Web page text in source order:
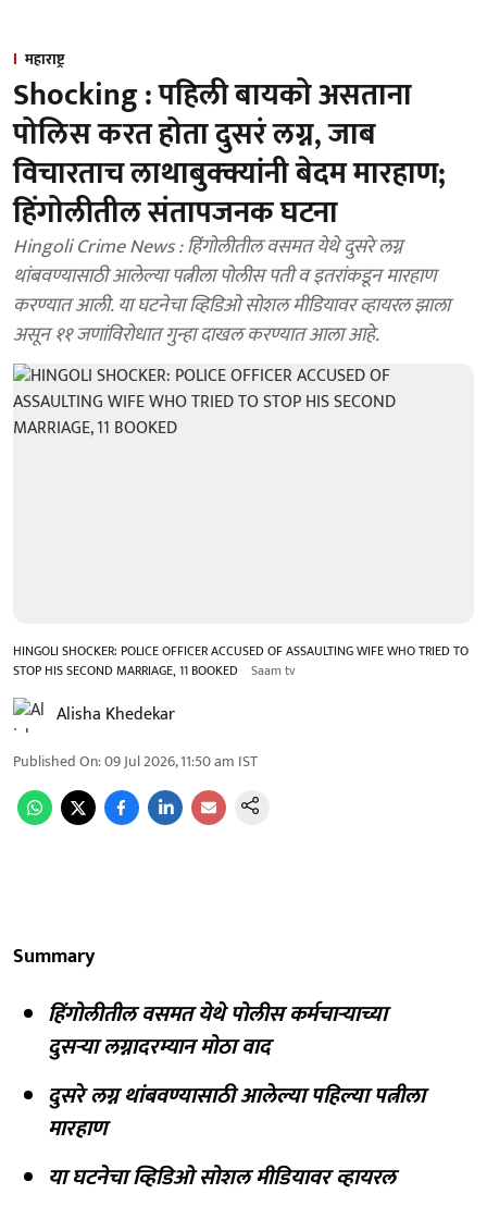
महाराष्ट्र
Shocking : पहिली बायको असताना
पोलिस करत होता दुसरं लग्न, जाब
विचारताच लाथाबुक्क्यांनी बेदम मारहाण;
हिंगोलीतील संतापजनक घटना
Hingoli Crime News : हिंगोलीतील वसमत येथे दुसरे लग्न
थांबवण्यासाठी आलेल्या पत्नीला पोलीस पती व इतरांकडून मारहाण
करण्यात आली. या घटनेचा व्हिडिओ सोशल मीडियावर व्हायरल झाला
असून ११ जणांविरोधात गुन्हा दाखल करण्यात आला आहे.
HINGOLI SHOCKER: POLICE OFFICER ACCUSED OF ASSAULTING WIFE WHO TRIED TO
STOP HIS SECOND MARRIAGE, 11 BOOKED Saam tv
Alisha Khedekar
Published On:09 Jul 2026, 11:50 am IST
Summary
हिंगोलीतील वसमत येथे पोलीस कर्मचाऱ्याच्या
दुसऱ्या लग्नादरम्यान मोठा वाद
दुसरे लग्न थांबवण्यासाठी आलेल्या पहिल्या पत्नीला
मारहाण
या घटनेचा व्हिडिओ सोशल मीडियावर व्हायरल